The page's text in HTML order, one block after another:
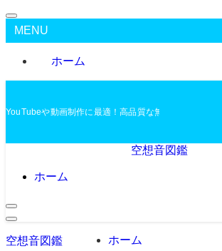
MENU
ホーム
YouTubeや動画制作に最適！高品質な無料BGMを配布中
空想音図鑑
ホーム
空想音図鑑 ホーム